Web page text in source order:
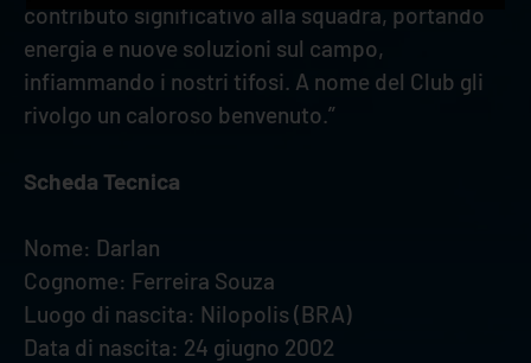
contributo significativo alla squadra, portando
energia e nuove soluzioni sul campo,
infiammando i nostri tifosi. A nome del Club gli
rivolgo un caloroso benvenuto.”
Scheda Tecnica
Nome: Darlan
Cognome: Ferreira Souza
Luogo di nascita: Nilopolis (BRA)
Data di nascita: 24 giugno 2002